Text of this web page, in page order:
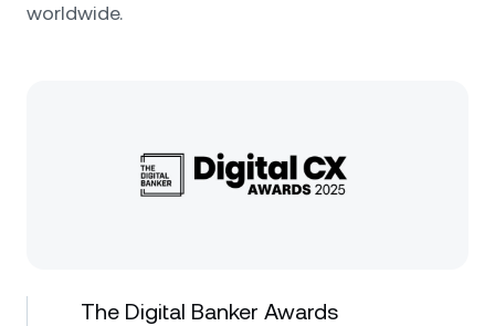
worldwide.
The Digital Banker Awards